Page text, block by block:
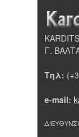
Γ.
Τηλ:
e-mail: